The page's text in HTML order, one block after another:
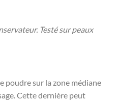
Testé sur peaux
poudre sur la zone médiane
Cette dernière peut